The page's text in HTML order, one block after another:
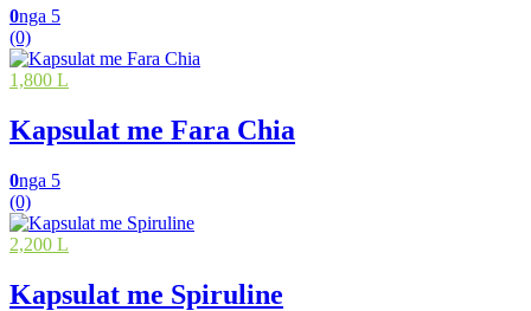
0nga 5
(0)
1,800 L
Kapsulat me Fara Chia
0nga 5
(0)
2,200 L
Kapsulat me Spiruline